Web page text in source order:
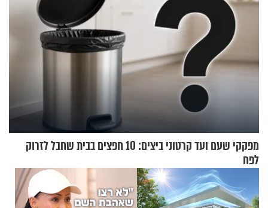
מפקקי שעם ועד קרטוני ביצים: 10 חפצים בבית שחבל לזרוק
לפח